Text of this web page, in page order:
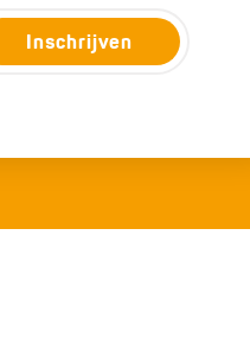
Inschrijven